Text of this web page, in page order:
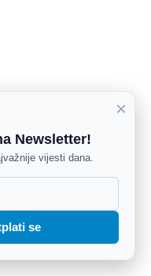
×
Newsletter!
vijesti dana.
se